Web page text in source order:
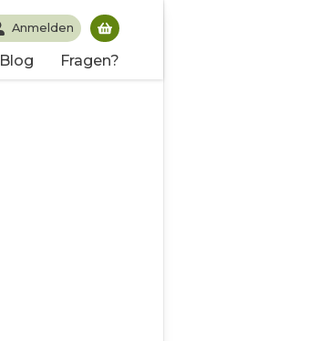
Blog Fragen?
Anmelden
Du hast noch keine